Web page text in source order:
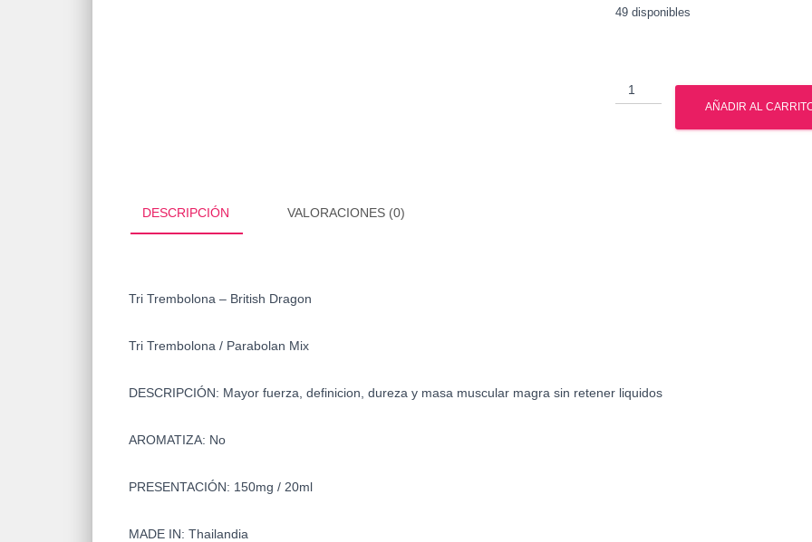
49 disponibles
Tri
Trembolona
AÑADIR AL
DESCRIPCIÓN VALORACIONES (0)
Tri Trembolona – British Dragon
Tri Trembolona / Parabolan Mix
DESCRIPCIÓN: Mayor fuerza, definicion, dureza y masa muscular magra sin retener liquidos
AROMATIZA: No
PRESENTACIÓN: 150mg / 20ml
MADE IN: Thailandia